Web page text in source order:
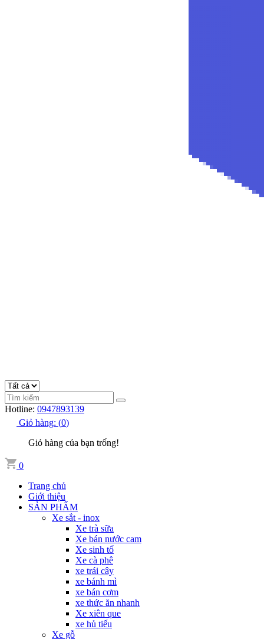
Hotline: 0947893139
Giỏ hàng: (0)
Giỏ hàng của bạn trống!
0
Trang chủ
Giới thiệu
SẢN PHẨM
Xe sắt - inox
Xe trà sữa
Xe bán nước cam
Xe sinh tố
Xe cà phê
xe trái cây
xe bánh mì
xe bán cơm
xe thức ăn nhanh
Xe xiên que
xe hủ tiếu
Xe gỗ